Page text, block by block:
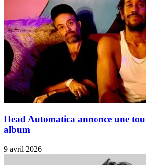
Head Automatica annonce une
album
9 avril 2026